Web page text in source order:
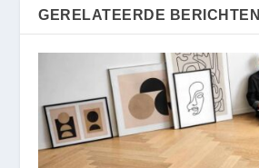
GERELATEERDE BERICHTEN